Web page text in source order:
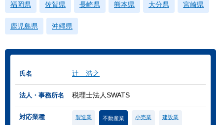
福岡県 佐賀県 長崎県 熊本県 大分県 宮崎県
鹿児島県 沖縄県
氏名 辻 浩之
法人・事務所名 税理士法人SWATS
対応業種 製造業 不動産業 小売業 建設業